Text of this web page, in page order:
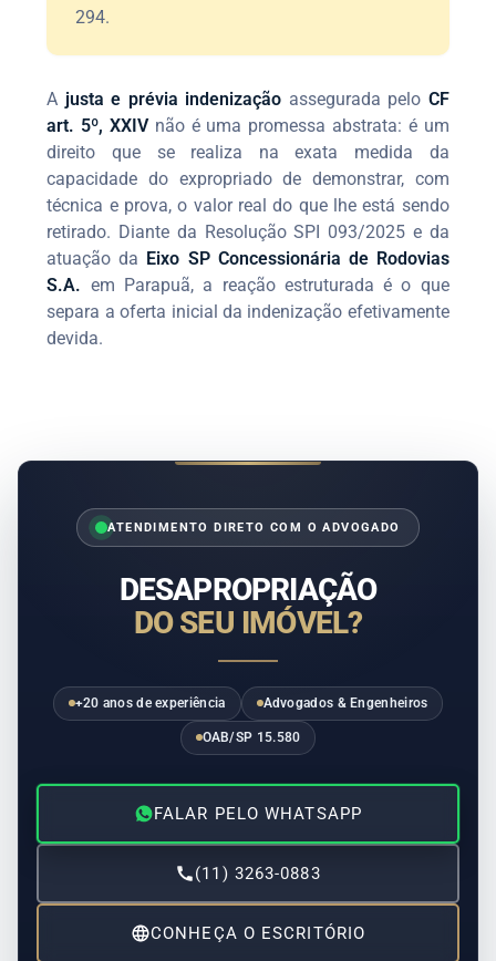
294.
A justa e prévia indenização assegurada pelo CF
art. 5º, XXIVnão é uma promessa abstrata: é um
direito que se realiza na exata medida da
capacidade do expropriado de demonstrar, com
técnica e prova, o valor real do que lhe está sendo
retirado. Diante da Resolução SPI 093/2025 e da
atuação da Eixo SP Concessionária de Rodovias
S.A. em Parapuã, a reação estruturada é o que
separa a oferta inicial da indenização efetivamente
devida.
ATENDIMENTO DIRETO COM O ADVOGADO
DESAPROPRIAÇÃO
DO SEU IMÓVEL?
+20 anos de experiência Advogados & Engenheiros
OAB/SP 15.580
FALAR PELO WHATSAPP
(11) 3263-0883
CONHEÇA O ESCRITÓRIO